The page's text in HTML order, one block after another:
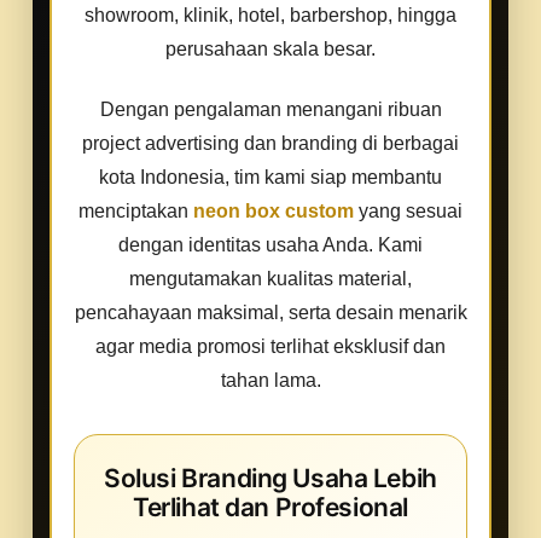
showroom, klinik, hotel, barbershop, hingga
perusahaan skala besar.
Dengan pengalaman menangani ribuan
project advertising dan branding di berbagai
kota Indonesia, tim kami siap membantu
menciptakan neon box custom yang sesuai
dengan identitas usaha Anda. Kami
mengutamakan kualitas material,
pencahayaan maksimal, serta desain menarik
agar media promosi terlihat eksklusif dan
tahan lama.
Solusi Branding Usaha Lebih
Terlihat dan Profesional